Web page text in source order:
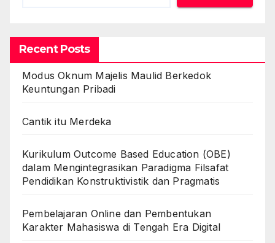
Recent Posts
Modus Oknum Majelis Maulid Berkedok
Keuntungan Pribadi
Cantik itu Merdeka
Kurikulum Outcome Based Education (OBE)
dalam Mengintegrasikan Paradigma Filsafat
Pendidikan Konstruktivistik dan Pragmatis
Pembelajaran Online dan Pembentukan
Karakter Mahasiswa di Tengah Era Digital